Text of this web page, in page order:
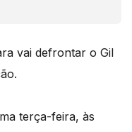
vai defrontar o Gil
terça-feira, às